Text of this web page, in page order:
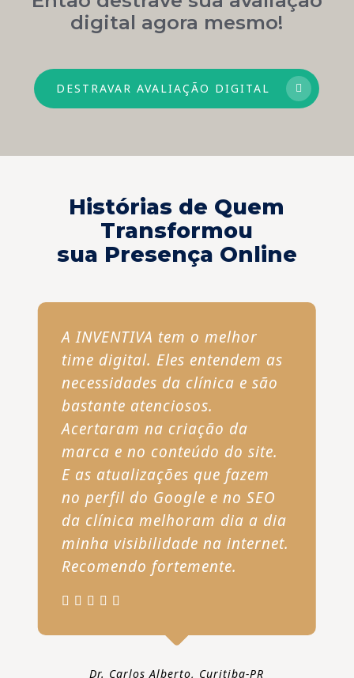
digital agora mesmo!
DESTRAVAR AVALIAÇÃO DIGITAL
Histórias de Quem
Transformou
sua Presença Online
A INVENTIVA tem o melhor
time digital. Eles entendem as
necessidades da clínica e são
bastante atenciosos.
Acertaram na criação da
marca e no conteúdo do site.
E as atualizações que fazem
no perfil do Google e no SEO
da clínica melhoram dia a dia
minha visibilidade na internet.
Recomendo fortemente.
Dr. Carlos Alberto, Curitiba-PR